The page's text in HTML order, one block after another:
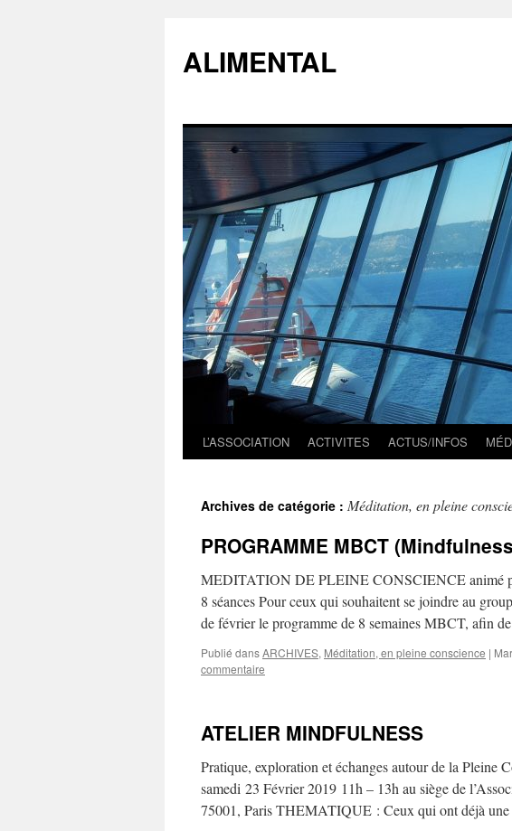
ALIMENTAL
L’ASSOCIATION ACTIVITES ACTUS/INFOS
Archives de catégorie : Méditation, en pleine
PROGRAMME MBCT
MEDITATION DE PLEINE CONSCIENCE animé
8 séances Pour ceux qui souhaitent se joindre au
de février le programme de 8 semaines MBCT, afin
Publié dansARCHIVES, Méditation, en pleine conscience |
commentaire
ATELIER MINDFULNESS
Pratique, exploration et échanges autour de la Pleine
samedi 23 Février 2019 11h – 13h au siège de
75001, Paris THEMATIQUE : Ceux qui ont déjà